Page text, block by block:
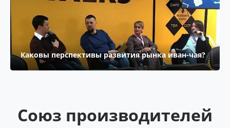
Каковы перспективы развития рынка иван-чая?
Союз производителей